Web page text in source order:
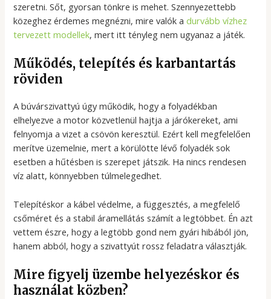
szeretni. Sőt, gyorsan tönkre is mehet. Szennyezettebb
közeghez érdemes megnézni, mire valók adurvább vízhez
tervezett modellek, mert itt tényleg nem ugyanaz a játék.
Működés, telepítés és karbantartás
röviden
A búvárszivattyú úgy működik, hogy a folyadékban
elhelyezve a motor közvetlenül hajtja a járókereket, ami
felnyomja a vizet a csövön keresztül. Ezért kell megfelelően
merítve üzemelnie, mert a körülötte lévő folyadék sok
esetben a hűtésben is szerepet játszik. Ha nincs rendesen
víz alatt, könnyebben túlmelegedhet.
Telepítéskor a kábel védelme, a függesztés, a megfelelő
csőméret és a stabil áramellátás számít a legtöbbet. Én azt
vettem észre, hogy a legtöbb gond nem gyári hibából jön,
hanem abból, hogy a szivattyút rossz feladatra választják.
Mire figyelj üzembe helyezéskor és
használat közben?